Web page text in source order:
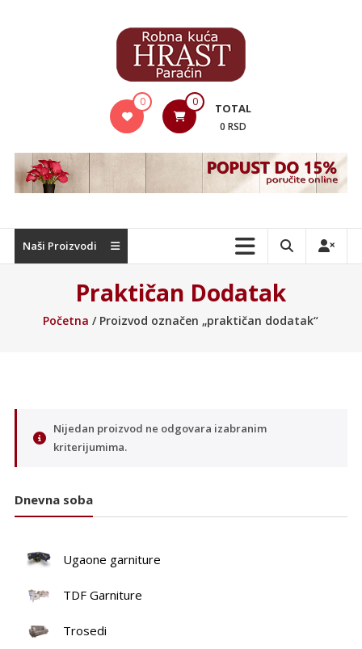
Nameštaj
0 0 TOTAL
0 RSD
Naši Proizvodi
Praktičan Dodatak
Početna / Proizvod označen „praktičan dodatak“
Nijedan proizvod ne odgovara izabranim
kriterijumima.
Dnevna soba
Ugaone garniture
TDF Garniture
Trosedi